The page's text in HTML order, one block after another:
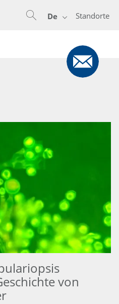
Standorte
De
von